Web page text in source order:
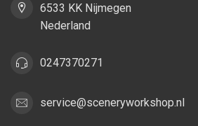
6533 KK Nijmegen
Nederland
0247370271
service@sceneryworkshop.nl